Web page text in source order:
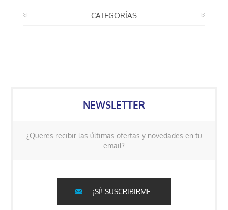
CATEGORÍAS
NEWSLETTER
¿Queres recibir las últimas ofertas y novedades en tu
email?
¡SÍ! SUSCRIBIRME